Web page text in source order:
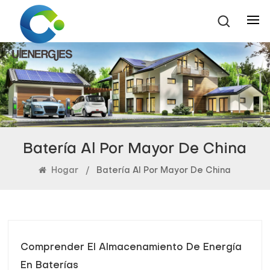
Batería Al Por Mayor De China
Hogar / Batería Al Por Mayor De China
Comprender El Almacenamiento De Energía
En Baterías